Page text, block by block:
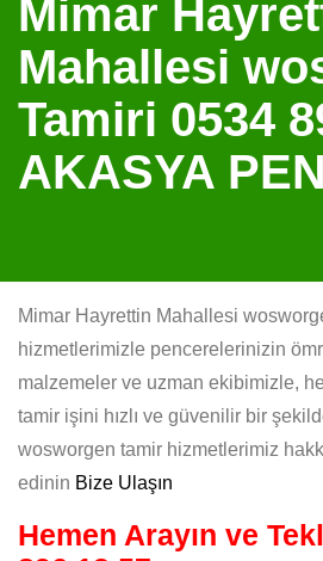
Mimar
Mahallesi
Tamiri 0534
AKASYA PEN
Mimar Hayrettin Mahallesi
hizmetlerimizle pencerelerinizin
malzemeler ve uzman ekibimizle,
tamir işini hızlı ve güvenilir bir
wosworgen tamir hizmetlerimiz
edinin Bize Ulaşın
Hemen Arayın ve